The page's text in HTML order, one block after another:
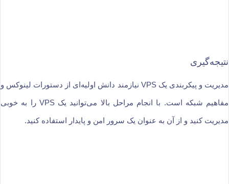
نتیجه‌گیری
مدیریت و پیکربندی یک VPS نیازمند دانش اولیه‌ای از دستورات لینوکس و
مفاهیم شبکه است. با انجام مراحل بالا می‌توانید یک VPS را به خوبی
مدیریت کنید و از آن به عنوان یک سرور امن و پایدار استفاده کنید.